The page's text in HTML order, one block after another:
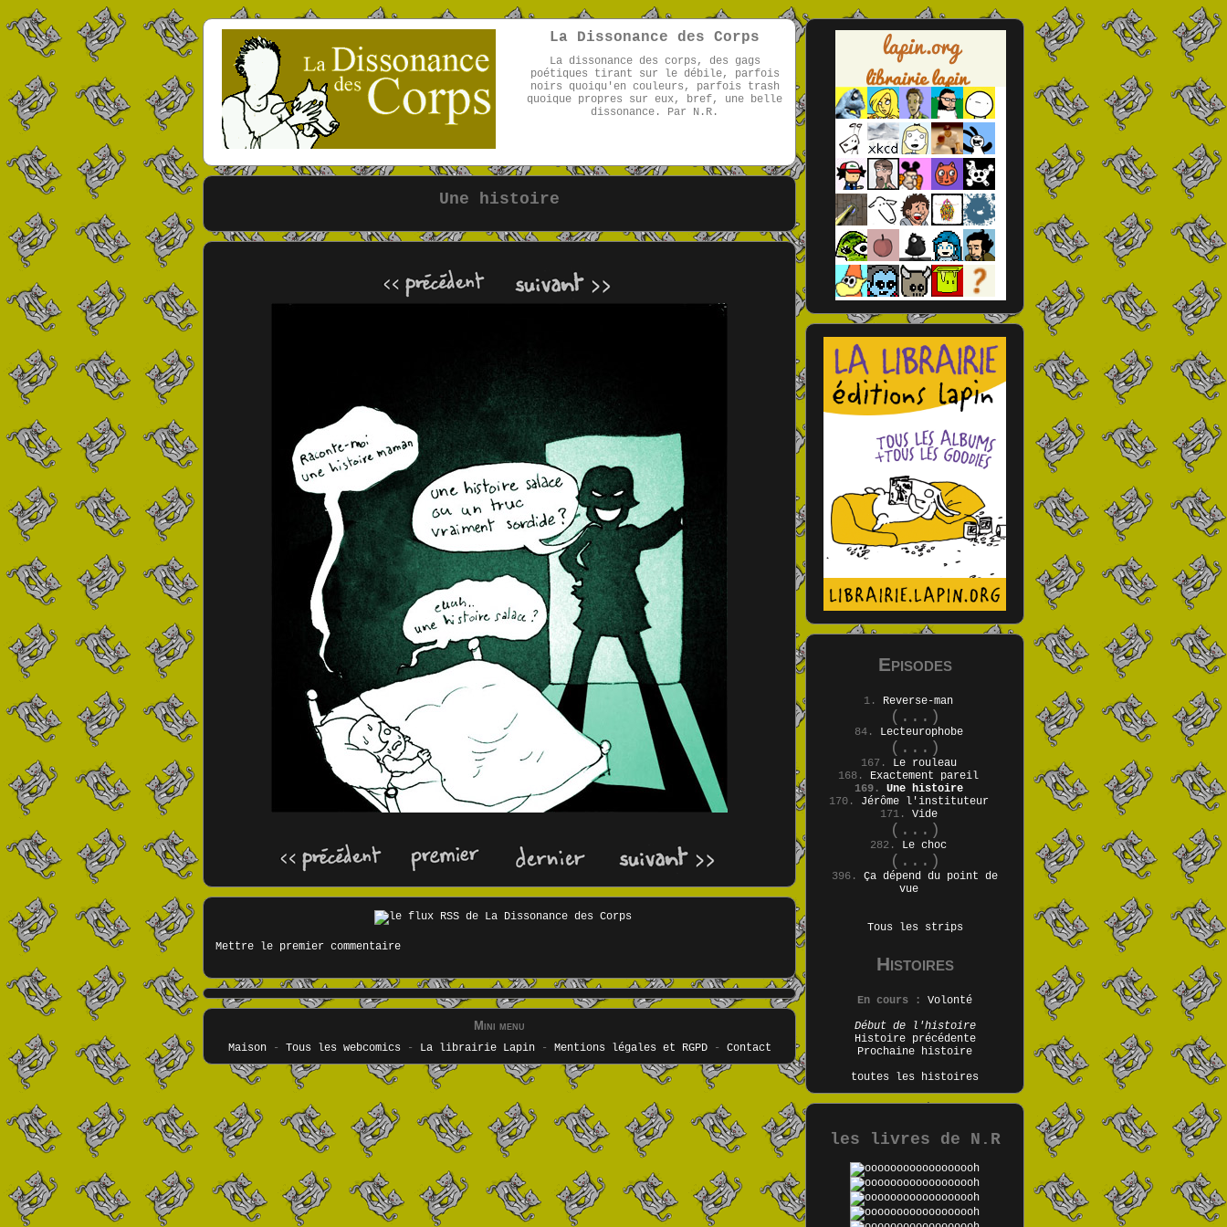
La Dissonance des Corps
La dissonance des corps, des gags
poétiques tirant sur le débile, parfois
noirs quoiqu'en couleurs, parfois trash
quoique propres sur eux, bref, une belle
dissonance. Par N.R.
Une histoire
Mettre le premier commentaire
Mini menu
Maison- Tous les webcomics - La librairie Lapin- Mentions légales et RGPD- Contact
Episodes
1. Reverse-man
(...)
84. Lecteurophobe
(...)
167.
Le rouleau
168. Exactement pareil
169. Une histoire
170.
Jérôme l'instituteur
171. Vide
(...)
282. Le choc
(...)
396. Ça dépend du point de
vue
Tous les strips
Histoires
En cours :
Volonté
Début de l'histoire
Histoire précédente
Prochaine histoire
toutes les histoires
les livres de N.R